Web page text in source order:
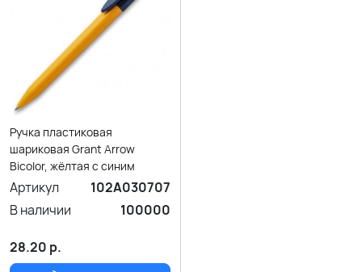
Ручка пластиковая
шариковая Grant Arrow
Bicolor, жёлтая с синим
Артикул
102A030707
В наличии
100000
28.20 р.